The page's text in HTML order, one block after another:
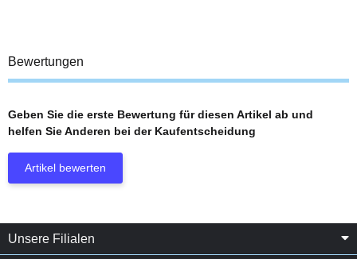
Bewertungen
Geben Sie die erste Bewertung für diesen Artikel ab und
helfen Sie Anderen bei der Kaufentscheidung
Artikel bewerten
Unsere Filialen